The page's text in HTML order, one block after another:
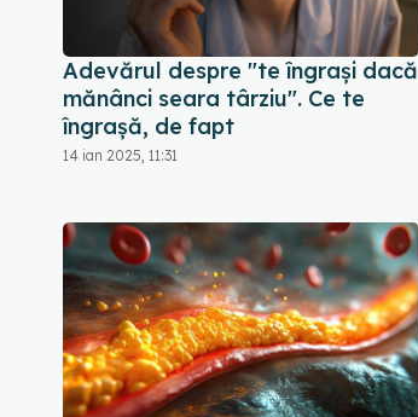
Adevărul despre "te îngrași dacă
mănânci seara târziu". Ce te
îngrașă, de fapt
14 ian 2025, 11:31